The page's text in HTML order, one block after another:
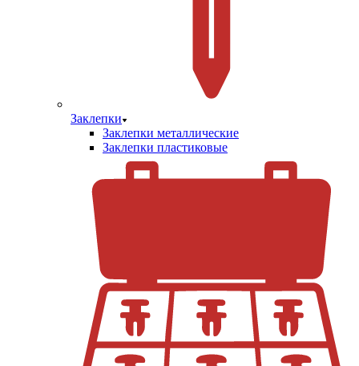
Заклепки
Заклепки металлические
Заклепки пластиковые